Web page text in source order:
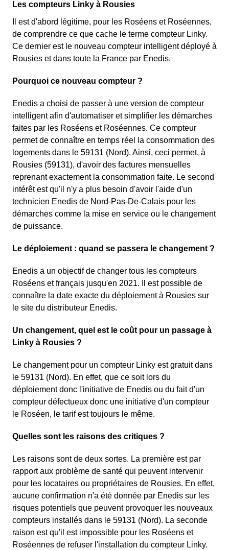
Les compteurs Linky à Rousies
Il est d'abord légitime, pour les Roséens et Roséennes,
de comprendre ce que cache le terme compteur Linky.
Ce dernier est le nouveau compteur intelligent déployé à
Rousies et dans toute la France par Enedis.
Pourquoi ce nouveau compteur ?
Enedis a choisi de passer à une version de compteur
intelligent afin d'automatiser et simplifier les démarches
faites par les Roséens et Roséennes. Ce compteur
permet de connaître en temps réel la consommation des
logements dans le 59131 (Nord). Ainsi, ceci permet, à
Rousies (59131), d'avoir des factures mensuelles
reprenant exactement la consommation faite. Le second
intérêt est qu'il n'y a plus besoin d'avoir l'aide d'un
technicien Enedis de Nord-Pas-De-Calais pour les
démarches comme la mise en service ou le changement
de puissance.
Le déploiement : quand se passera le changement ?
Enedis a un objectif de changer tous les compteurs
Roséens et français jusqu'en 2021. Il est possible de
connaître la date exacte du déploiement à Rousies sur
le site du distributeur Enedis.
Un changement, quel est le coût pour un passage à
Linky à Rousies ?
Le changement pour un compteur Linky est gratuit dans
le 59131 (Nord). En effet, que ce soit lors du
déploiement donc l'initiative de Enedis ou du fait d'un
compteur défectueux donc une initiative d'un compteur
le Roséen, le tarif est toujours le même.
Quelles sont les raisons des critiques ?
Les raisons sont de deux sortes. La première est par
rapport aux problème de santé qui peuvent intervenir
pour les locataires ou propriétaires de Rousies. En effet,
aucune confirmation n'a été donnée par Enedis sur les
risques potentiels que peuvent provoquer les nouveaux
compteurs installés dans le 59131 (Nord). La seconde
raison est qu'il est impossible pour les Roséens et
Roséennes de refuser l'installation du compteur Linky.